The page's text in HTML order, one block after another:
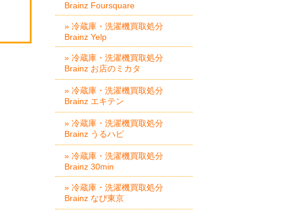
Brainz Foursquare
» 冷蔵庫・洗濯機買取処分
Brainz Yelp
» 冷蔵庫・洗濯機買取処分
Brainz お店のミカタ
» 冷蔵庫・洗濯機買取処分
Brainz エキテン
» 冷蔵庫・洗濯機買取処分
Brainz うるハピ
» 冷蔵庫・洗濯機買取処分
Brainz 30min
» 冷蔵庫・洗濯機買取処分
Brainz なび東京